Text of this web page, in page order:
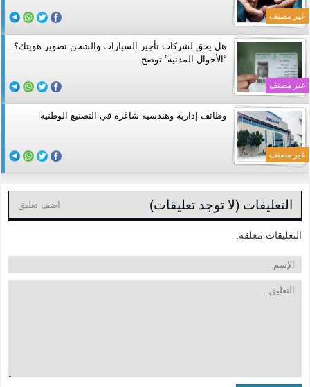
غير مصنف
غير مصنف
هل يحق لشركات تأجير السيارات والشحن تصوير هويتك؟..
“الأحوال المدنية” توضح
غير مصنف
وظائف إدارية وهندسية شاغرة في التصنيع الوطنية
التعليقات (لا توجد تعليقات) اضف تعليق
التعليقات مغلقة.